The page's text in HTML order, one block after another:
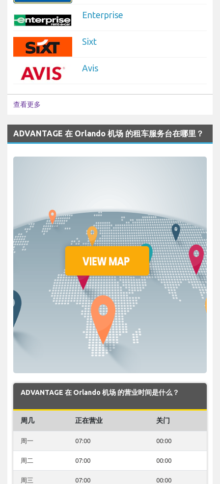
Enterprise
Sixt
Avis
查看更多
ADVANTAGE 在 Orlando 机场 的租车服务台在哪里？
ADVANTAGE 在 Orlando 机场 的营业时间是什么？
周几 正在营业 关门
周一 07:00 00:00
周二 07:00 00:00
周三 07:00 00:00